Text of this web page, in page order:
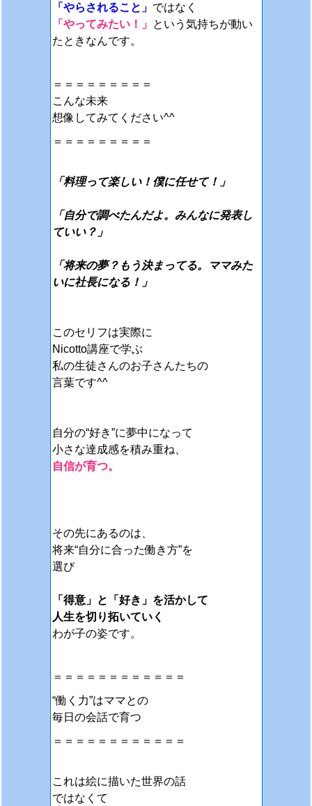
「やらされること」 ではなく
「やってみたい！」 という気持ちが動い
たときなんです。
＝＝＝＝＝＝＝＝＝
こんな未来
想像してみてください^^
＝＝＝＝＝＝＝＝＝
「料理って楽しい！僕に任せて！」
「自分で調べたんだよ。みんなに発表し
ていい？」
「将来の夢？もう決まってる。ママみた
いに社長になる！」
このセリフは実際に
Nicotto講座で学ぶ
私の生徒さんのお子さんたちの
言葉です^^
自分の“好き”に夢中になって
小さな達成感を積み重ね、
自信が育つ。
その先にあるのは、
将来“自分に合った働き方”を
選び
「得意」と「好き」を活かして
人生を切り拓いていく
わが子の姿です。
＝＝＝＝＝＝＝＝＝＝＝＝
“働く力”はママとの
毎日の会話で育つ
＝＝＝＝＝＝＝＝＝＝＝＝
これは絵に描いた世界の話
ではなくて